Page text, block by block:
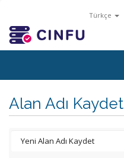
Türkçe
Alan Adı Kaydet